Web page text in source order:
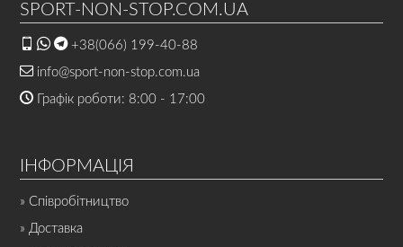
SPORT-NON-STOP.COM.UA
+38(066) 199-40-88
info@sport-non-stop.com.ua
Графік роботи: 8:00 - 17:00
ІНФОРМАЦІЯ
» Співробітництво
» Доставка